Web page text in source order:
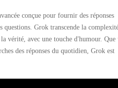
conçue pour fournir des réponses
questions. Grok transcende la
vérité, avec une touche d'humour. Que
des réponses du quotidien, Grok est